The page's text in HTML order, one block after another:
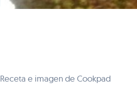
Receta e imagen de Cookpad